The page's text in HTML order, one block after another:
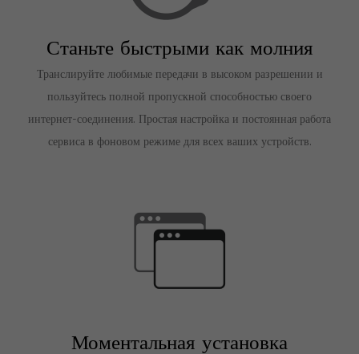
Станьте быстрыми как молния
Транслируйте любимые передачи в высоком разрешении и
пользуйтесь полной пропускной способностью своего
интернет-соединения. Простая настройка и постоянная работа
сервиса в фоновом режиме для всех ваших устройств.
Моментальная установка